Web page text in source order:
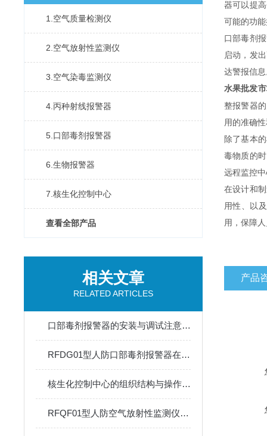
1.空气质量检测仪
2.空气放射性监测仪
3.空气染毒监测仪
4.丙种射线报警器
5.口部毒剂报警器
6.生物报警器
7.核生化控制中心
查看全部产品
相关文章
RELATED ARTICLES
口部毒剂报警器的安装与调试注意事项
RFDG01型人防口部毒剂报警器在应急响应中的应用效果
核生化控制中心的组织结构与操作流程说明
RFQF01型人防空气放射性监测仪的工作原理与技术分析
器可以提
可能的功
口部毒剂
启动，发
达警报信
水果批发
整报警器
用的准确
除了基本
毒物质的
远程监控
在设计和
用性、以
用，保障
产品